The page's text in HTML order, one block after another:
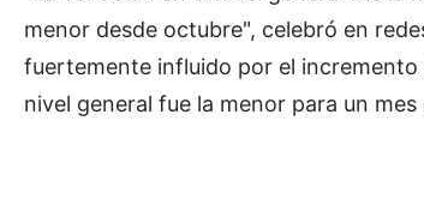
menor desde octubre", celebró en
fuertemente influido por el incremento
nivel general fue la menor para un